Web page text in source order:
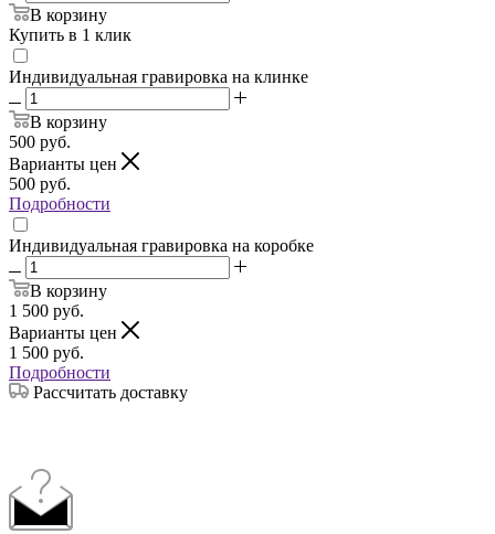
В корзину
Купить в 1 клик
Индивидуальная гравировка на клинке
В корзину
500 руб.
Варианты цен
500 руб.
Подробности
Индивидуальная гравировка на коробке
В корзину
1 500 руб.
Варианты цен
1 500 руб.
Подробности
Рассчитать доставку